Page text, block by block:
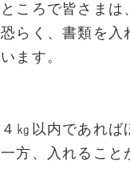
ところで皆さまは
恐らく、書類を入
います。
４㎏以内であれ
一方、入れること